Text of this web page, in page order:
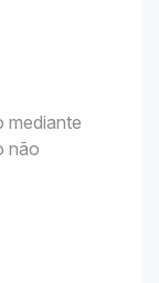
mediante
não